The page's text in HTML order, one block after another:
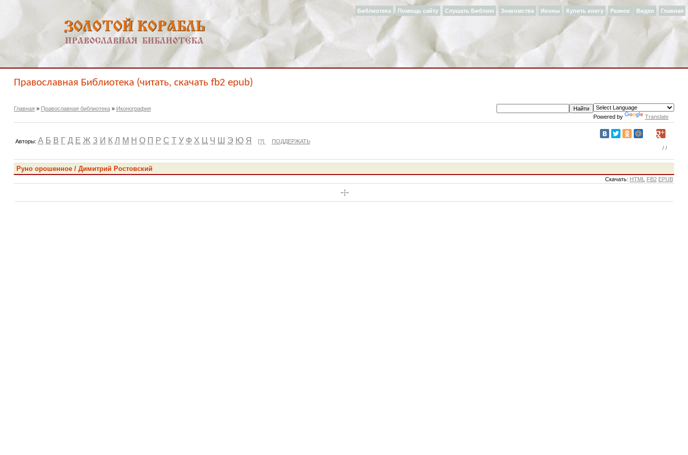
Главная
Видео
Разное
Купить книгу
Иконы
Знакомства
Слушать Библию
Помощь сайту
Библиотека
Православная Библиотека (читать, скачать fb2 epub)
Главная » Православная библиотека» Иконография
Powered by
Translate
Авторы: А Б В Г Д Е Ж З И К Л М Н О П Р С Т У Ф Х Ц Ч Ш Э Ю Я [?]
ПОДДЕРЖАТЬ
//
Руно орошенное / Димитрий Ростовский
Cкачать: HTML FB2 EPUB